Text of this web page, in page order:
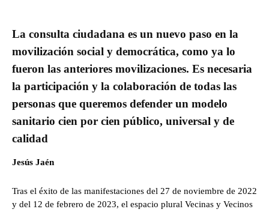
La consulta ciudadana es un nuevo paso en la
movilización social y democrática, como ya lo
fueron las anteriores movilizaciones. Es necesaria
la participación y la colaboración de todas las
personas que queremos defender un modelo
sanitario cien por cien público, universal y de
calidad
Jesús Jaén
Tras el éxito de las manifestaciones del 27 de noviembre de 2022
y del 12 de febrero de 2023, el espacio plural Vecinas y Vecinos